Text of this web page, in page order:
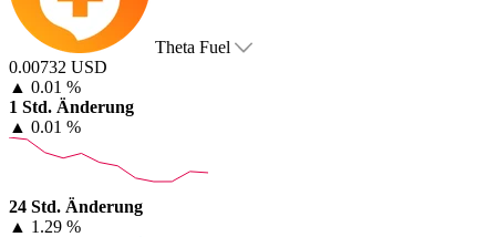
Theta Fuel
0.00732 USD
▲ 0.01 %
1 Std. Änderung
▲ 0.01 %
24 Std. Änderung
▲ 1.29 %